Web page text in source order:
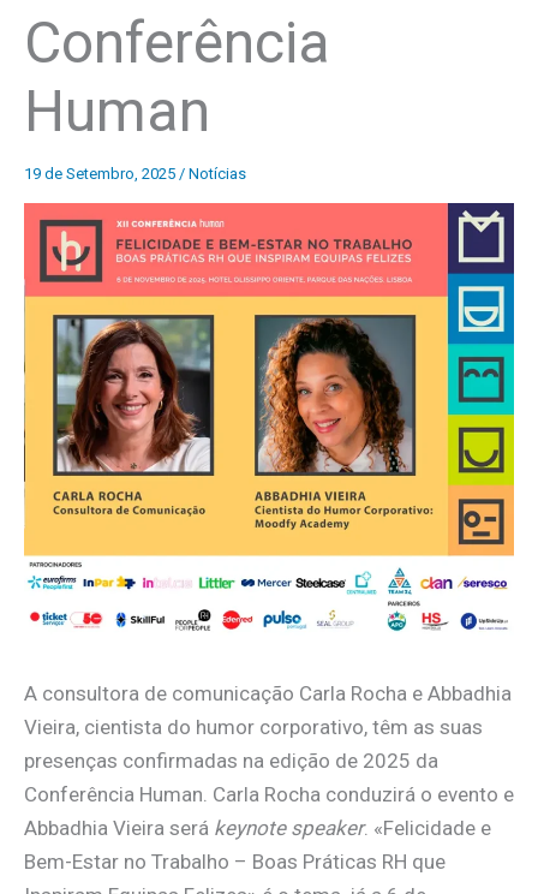
Conferência
Human
19 de Setembro, 2025 / Notícias
A consultora de comunicação Carla Rocha e Abbadhia
Vieira, cientista do humor corporativo, têm as suas
presenças confirmadas na edição de 2025 da
Conferência Human. Carla Rocha conduzirá o evento e
Abbadhia Vieira será keynote speaker. «Felicidade e
Bem-Estar no Trabalho – Boas Práticas RH que